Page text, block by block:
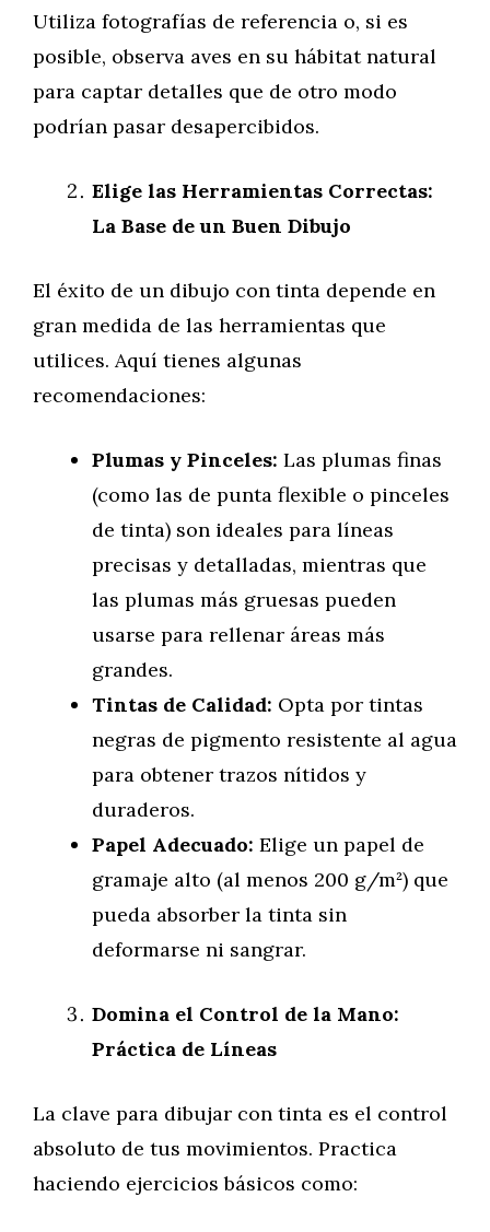
Utiliza fotografías de referencia o, si es
posible, observa aves en su hábitat natural
para captar detalles que de otro modo
podrían pasar desapercibidos.
Elige las Herramientas Correctas:
La Base de un Buen Dibujo
El éxito de un dibujo con tinta depende en
gran medida de las herramientas que
utilices. Aquí tienes algunas
recomendaciones:
Plumas y Pinceles: Las plumas finas
(como las de punta flexible o pinceles
de tinta) son ideales para líneas
precisas y detalladas, mientras que
las plumas más gruesas pueden
usarse para rellenar áreas más
grandes.
Tintas de Calidad: Opta por tintas
negras de pigmento resistente al agua
para obtener trazos nítidos y
duraderos.
Papel Adecuado: Elige un papel de
gramaje alto (al menos 200 g/m²) que
pueda absorber la tinta sin
deformarse ni sangrar.
Domina el Control de la Mano:
Práctica de Líneas
La clave para dibujar con tinta es el control
absoluto de tus movimientos. Practica
haciendo ejercicios básicos como: